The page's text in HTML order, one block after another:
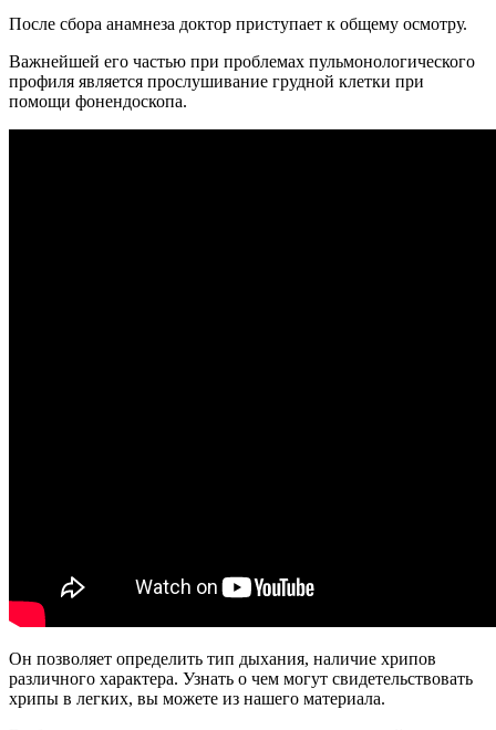
После сбора анамнеза доктор приступает к общему осмотру.
Важнейшей его частью при проблемах пульмонологического
профиля является прослушивание грудной клетки при
помощи фонендоскопа.
Он позволяет определить тип дыхания, наличие хрипов
различного характера. Узнать о чем могут свидетельствовать
хрипы в легких, вы можете из нашего материала.